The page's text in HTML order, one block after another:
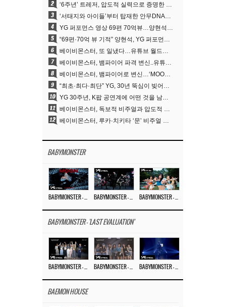
2 ‘6주년’ 트레저, 압도적 실력으로 증명한 ‘YG의 보물’ 진가
3 ‘서태지와 아이들’부터 탑재한 안무DNA…양현석, YG 퍼포먼스 비디오 70억 뷰 신화의 시작
4 YG 퍼포먼스 영상 69편 70억뷰…양현석 제작 철학 통했다
5 “69편·70억 뷰 기적” 양현석, YG 퍼포먼스 비디오 100% 직접 만든 이유
6 베이비몬스터, 또 일냈다…유튜브 월드와이드 1위
7 베이비몬스터, 뱀파이어 파격 변신..유튜브 트렌딩 1위 직행
8 베이비몬스터, 뱀파이어로 변신…‘MOON’으로 찍은 3개월 프로젝트
9 “최초·최다·최단” YG, 30년 뚝심이 빚어낸 K팝 투어의 새 지평
10 YG 30주년, K팝 공연계에 어떤 것을 남겼나
11 베이비몬스터, 독보적 비주얼과 압도적 소화력..’MOON’
12 베이비몬스터, 루카·치키타 ‘문’ 비주얼 공개…절제된 카리스마·유니크 비주얼
BABYMONSTER
BABYMONSTER - 'LAST EVALUATION'
BAEMON HOUSE